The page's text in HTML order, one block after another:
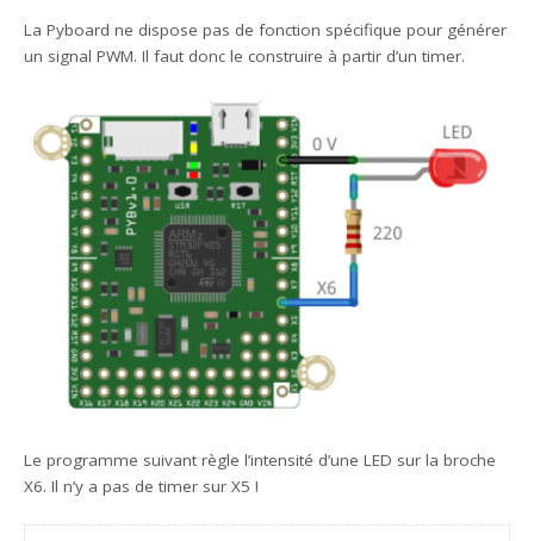
La Pyboard ne dispose pas de fonction spécifique pour générer
un signal PWM. Il faut donc le construire à partir d’un timer.
Le programme suivant règle l’intensité d’une LED sur la broche
X6. Il n’y a pas de timer sur X5 !